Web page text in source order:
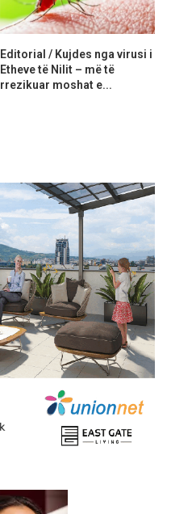
Editorial / Kujdes nga virusi i
Etheve të Nilit – më të
rrezikuar moshat e...